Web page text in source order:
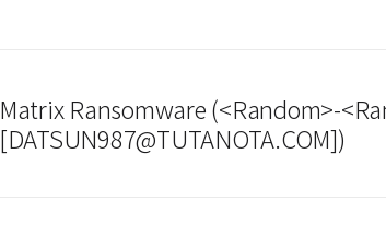
Matrix Ransomware (<Random>-
[DATSUN987@TUTANOTA.COM])